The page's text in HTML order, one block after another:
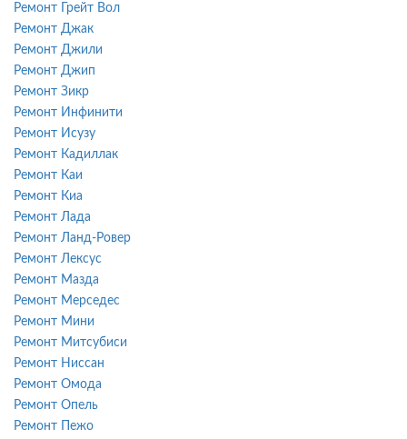
Ремонт Грейт Вол
Ремонт Джак
Ремонт Джили
Ремонт Джип
Ремонт Зикр
Ремонт Инфинити
Ремонт Исузу
Ремонт Кадиллак
Ремонт Каи
Ремонт Киа
Ремонт Лада
Ремонт Ланд-Ровер
Ремонт Лексус
Ремонт Мазда
Ремонт Мерседес
Ремонт Мини
Ремонт Митсубиси
Ремонт Ниссан
Ремонт Омода
Ремонт Опель
Ремонт Пежо